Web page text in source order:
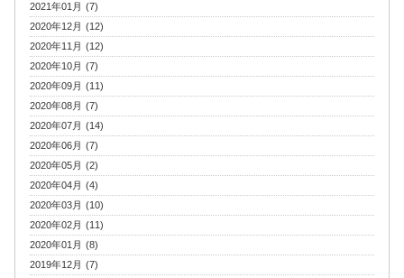
2021年01月 (7)
2020年12月 (12)
2020年11月 (12)
2020年10月 (7)
2020年09月 (11)
2020年08月 (7)
2020年07月 (14)
2020年06月 (7)
2020年05月 (2)
2020年04月 (4)
2020年03月 (10)
2020年02月 (11)
2020年01月 (8)
2019年12月 (7)